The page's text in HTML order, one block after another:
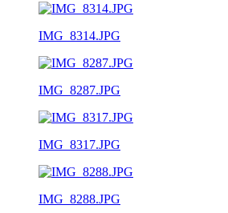
IMG_8314.JPG
IMG_8287.JPG
IMG_8317.JPG
IMG_8288.JPG